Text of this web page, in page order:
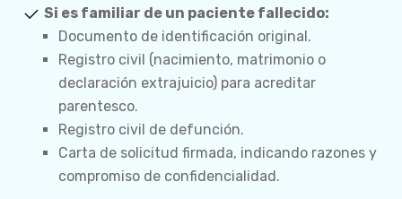
Si es familiar de un paciente fallecido:
Documento de identificación original.
Registro civil (nacimiento, matrimonio o
declaración extrajuicio) para acreditar
parentesco.
Registro civil de defunción.
Carta de solicitud firmada, indicando razones y
compromiso de confidencialidad.